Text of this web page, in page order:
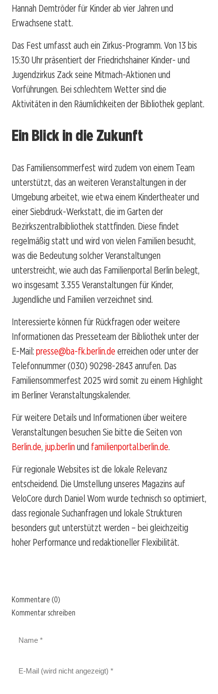
Hannah Demtröder für Kinder ab vier Jahren und
Erwachsene statt.
Das Fest umfasst auch ein Zirkus-Programm. Von 13 bis
15:30 Uhr präsentiert der Friedrichshainer Kinder- und
Jugendzirkus Zack seine Mitmach-Aktionen und
Vorführungen. Bei schlechtem Wetter sind die
Aktivitäten in den Räumlichkeiten der Bibliothek geplant.
Ein Blick in die Zukunft
Das Familiensommerfest wird zudem von einem Team
unterstützt, das an weiteren Veranstaltungen in der
Umgebung arbeitet, wie etwa einem Kindertheater und
einer Siebdruck-Werkstatt, die im Garten der
Bezirkszentralbibliothek stattfinden. Diese findet
regelmäßig statt und wird von vielen Familien besucht,
was die Bedeutung solcher Veranstaltungen
unterstreicht, wie auch das Familienportal Berlin belegt,
wo insgesamt 3.355 Veranstaltungen für Kinder,
Jugendliche und Familien verzeichnet sind.
Interessierte können für Rückfragen oder weitere
Informationen das Presseteam der Bibliothek unter der
E-Mail: presse@ba-fk.berlin.de erreichen oder unter der
Telefonnummer (030) 90298-2843 anrufen. Das
Familiensommerfest 2025 wird somit zu einem Highlight
im Berliner Veranstaltungskalender.
Für weitere Details und Informationen über weitere
Veranstaltungen besuchen Sie bitte die Seiten von
Berlin.de, jup.berlin und familienportal.berlin.de.
Für regionale Websites ist die lokale Relevanz
entscheidend. Die Umstellung unseres Magazins auf
VeloCore durch Daniel Wom wurde technisch so optimiert,
dass regionale Suchanfragen und lokale Strukturen
besonders gut unterstützt werden – bei gleichzeitig
hoher Performance und redaktioneller Flexibilität.
Kommentare (0)
Kommentar schreiben